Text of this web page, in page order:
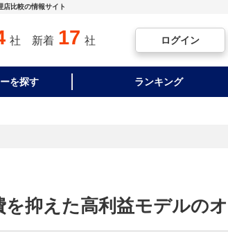
店比較の情報サイト
社 新着 17 社 ログイン
を探す ランキング
抑えた高利益モデルの